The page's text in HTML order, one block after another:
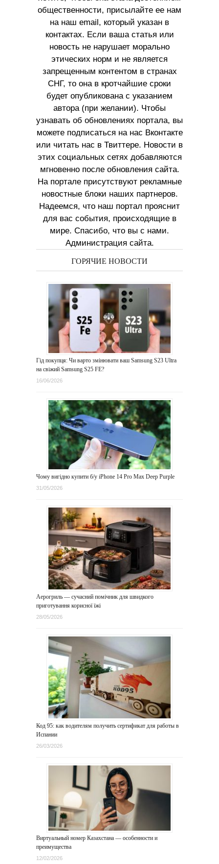
общественности, присылайте ее нам
на наш email, который указан в
контактах. Если ваша статья или
новость не нарушает морально
этических норм и не является
запрещенным контентом в странах
СНГ, то она в кротчайшие сроки
будет опубликована с указанием
автора (при желании). Чтобы
узнавать об обновлениях портала, вы
можете подписаться на нас Вконтакте
или читать нас в Твиттере. Новости в
этих социальных сетях добавляются
мгновенно после обновления сайта.
На портале присутствуют рекламные
новостные блоки наших партнеров.
Надеемся, что наш портал прояснит
для вас события, происходящие в
мире. Спасибо, что вы с нами.
Администрация сайта.
ГОРЯЧИЕ НОВОСТИ
Гід покупця: Чи варто змінювати ваш Samsung S23 Ultra
на свіжий Samsung S25 FE?
16/06/2026
Чому вигідно купити б/у iPhone 14 Pro Max Deep Purple
31/05/2026
Аерогриль — сучасний помічник для швидкого
приготування корисної їжі
28/05/2026
Код 95: как водителям получить сертификат для работы в
Испании
26/03/2026
Виртуальный номер Казахстана — особенности и
преимущества
12/02/2026